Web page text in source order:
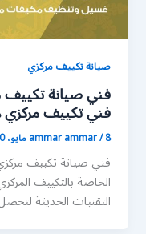
صيانة تكييف مركزي
فني تكييف
ammar ammar/8 مايو، 2020
فني صيانة تكييف
الخاصة بالتكييف
التقنيات الحديثة